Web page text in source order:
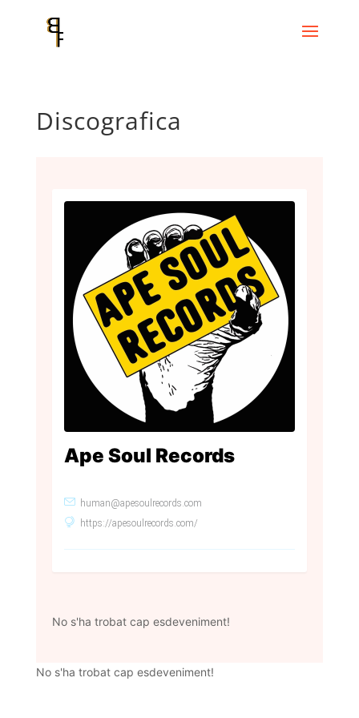
Discografica
Ape Soul Records
human@apesoulrecords.com
https://apesoulrecords.com/
No s'ha trobat cap esdeveniment!
No s'ha trobat cap esdeveniment!